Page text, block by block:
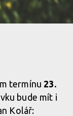
termínu23.
bude mít i
Kolář: